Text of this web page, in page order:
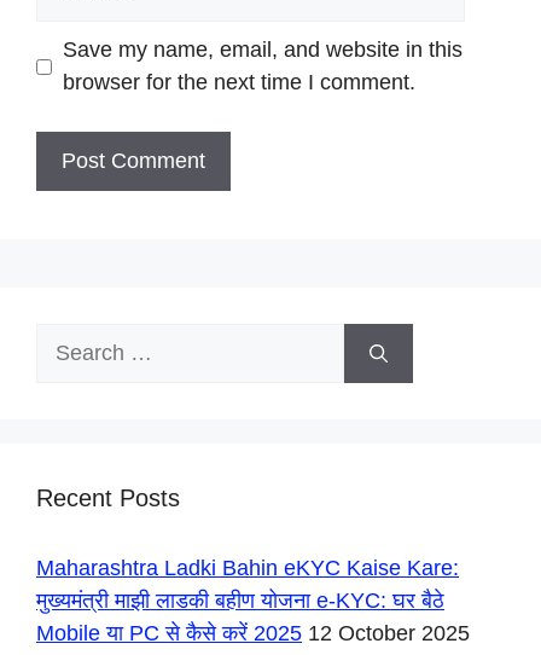
Save my name, email, and website in this
browser for the next time I comment.
Recent Posts
Maharashtra Ladki Bahin eKYC Kaise Kare:
मुख्यमंत्री माझी लाडकी बहीण योजना e-KYC: घर बैठे
Mobile या PC से कैसे करें 2025 12 October 2025